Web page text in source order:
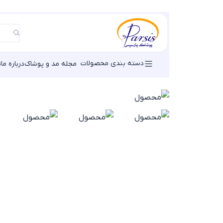
دسته بندی محصولات مجله مد و پوشاکدرباره ما